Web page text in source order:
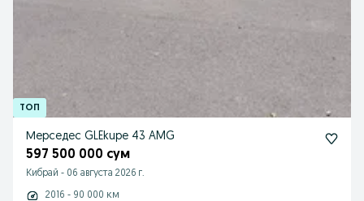
Мерседес GLEkupe 43 AMG
597 500 000 сум
Кибрай - 06 августа 2026 г.
2016 - 90 000 км